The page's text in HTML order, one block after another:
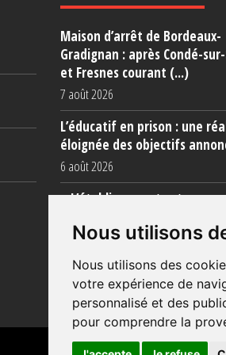
Nous utilisons
Nous utilisons des
votre expérience de
personnalisé et des
pour comprendre la
Maison d’arrêt de Bordeaux-
Gradignan : après Condé-
et Fresnes courant (...)
7 août 2026
L’éducatif en prison : une
éloignée des objectifs
6 août 2026
« L’établissement est une
5 août 2026